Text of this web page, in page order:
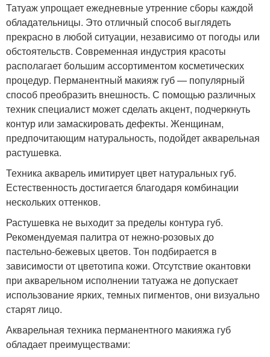
Татуаж упрощает ежедневные утренние сборы каждой
обладательницы. Это отличный способ выглядеть
прекрасно в любой ситуации, независимо от погоды или
обстоятельств. Современная индустрия красоты
располагает большим ассортиментом косметических
процедур. Перманентный макияж губ — популярный
способ преобразить внешность. С помощью различных
техник специалист может сделать акцент, подчеркнуть
контур или замаскировать дефекты. Женщинам,
предпочитающим натуральность, подойдет акварельная
растушевка.
Техника акварель имитирует цвет натуральных губ.
Естественность достигается благодаря комбинации
нескольких оттенков.
Растушевка не выходит за пределы контура губ.
Рекомендуемая палитра от нежно-розовых до
пастельно-бежевых цветов. Тон подбирается в
зависимости от цветотипа кожи. Отсутствие окантовки
при акварельном исполнении татуажа не допускает
использование ярких, темных пигментов, они визуально
старят лицо.
Акварельная техника перманентного макияжа губ
обладает преимуществами: